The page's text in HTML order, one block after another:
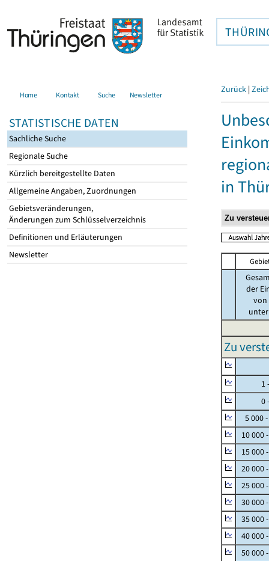
Home Kontakt Suche Newsletter
STATISTISCHE DATEN
Sachliche Suche
Regionale Suche
Kürzlich bereitgestellte Daten
Allgemeine Angaben, Zuordnungen
Gebietsveränderungen,
Änderungen zum Schlüsselverzeichnis
Definitionen und Erläuterungen
Newsletter
Zurück |
in
der
von
unter
Zu
1 -
0 -
5 000
10 000
15 000
20 000
25 000
30 000
35 000
40 000
50 000